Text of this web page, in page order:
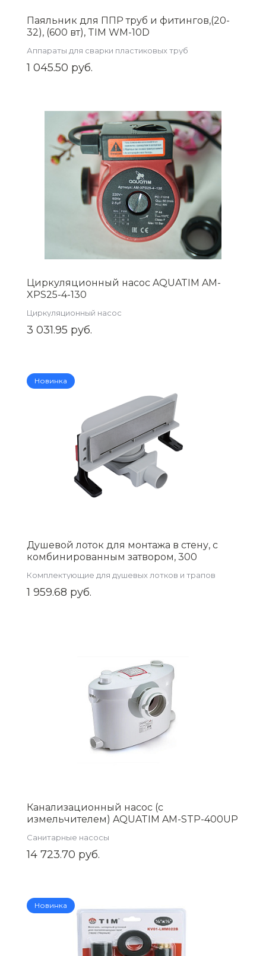
Паяльник для ППР труб и фитингов,(20-
32), (600 вт), TIM WM-10D
Аппараты для сварки пластиковых труб
1 045.50 руб.
Циркуляционный насос AQUATIM AM-
XPS25-4-130
Циркуляционный насос
3 031.95 руб.
Новинка
Душевой лоток для монтажа в стену, с
комбинированным затвором, 300
Комплектующие для душевых лотков и трапов
1 959.68 руб.
Канализационный насос (с
измельчителем) AQUATIM AM-STP-400UP
Санитарные насосы
14 723.70 руб.
Новинка